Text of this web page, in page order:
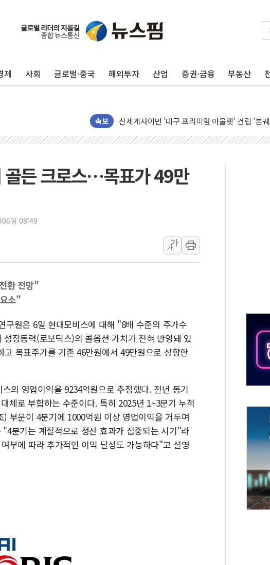
제 사회 글로벌·중국 해외투자 산업 증권·금융 부동산
속보
40.2도 찍은 서울 등 폭염중대경보 해제…누적
李대통령, 호우 피해 경북 안동·의성 특별재난지
'변기 수리' 집주인에게 흉기 휘두른 30대 세입
프롬바이오, 10일 거래 재개…"재무구조 개편"
NH농협생명, 농작업 중 온열질환 보장…폭염기
푸본현대생명, 육군 3군단과 군 장병 금융교육·
교보생명, '교보K-맞춤건강보험' 6개월 배타적사
네이버 클립, 시청 만으로 혜택 얻는 피드코인
서울 재건축·재개발 정상화시 5년 내 9만가구
[인사] 공정거래위원회
KDB생명 본입찰 3파전…한화·흥국·한투 참여
골든 크로스…목표가 49만
일 08:49
가
가
환 전망"
소"
원은 6일 현대모비스에 대해 "8배 수준의 주가수
장동력(로보틱스)의 콜옵션 가치가 전혀 반영돼 있
목표주가를 기존 46만원에서 49만원으로 상향한
의 영업이익을 9234억원으로 추정했다. 전년 동기
체로 부합하는 수준이다. 특히 2025년 1~3분기 누적
부문이 4분기에 1000억원 이상 영업이익을 거두며
분기는 계절적으로 정산 효과가 집중되는 시기"라
부에 따라 추가적인 이익 달성도 가능하다"고 설명